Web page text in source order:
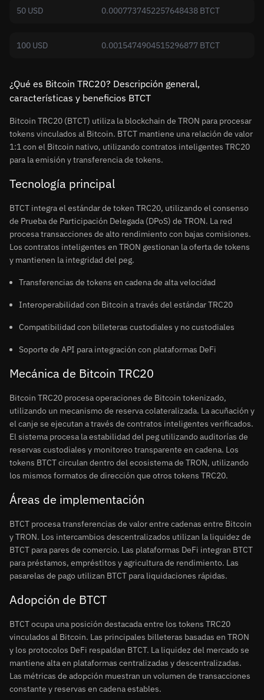
50 USD 0.0007737452257648438 BTCT
100 USD 0.0015474904515296877 BTCT
¿Qué es Bitcoin TRC20? Descripción general,
características y beneficios BTCT
Bitcoin TRC20 (BTCT) utiliza la blockchain de TRON para procesar
tokens vinculados al Bitcoin. BTCT mantiene una relación de valor
1:1 con el Bitcoin nativo, utilizando contratos inteligentes TRC20
para la emisión y transferencia de tokens.
Tecnología principal
BTCT integra el estándar de token TRC20, utilizando el consenso
de Prueba de Participación Delegada (DPoS) de TRON. La red
procesa transacciones de alto rendimiento con bajas comisiones.
Los contratos inteligentes en TRON gestionan la oferta de tokens
y mantienen la integridad del peg.
Transferencias de tokens en cadena de alta velocidad
Interoperabilidad con Bitcoin a través del estándar TRC20
Compatibilidad con billeteras custodiales y no custodiales
Soporte de API para integración con plataformas DeFi
Mecánica de Bitcoin TRC20
Bitcoin TRC20 procesa operaciones de Bitcoin tokenizado,
utilizando un mecanismo de reserva colateralizada. La acuñación y
el canje se ejecutan a través de contratos inteligentes verificados.
El sistema procesa la estabilidad del peg utilizando auditorías de
reservas custodiales y monitoreo transparente en cadena. Los
tokens BTCT circulan dentro del ecosistema de TRON, utilizando
los mismos formatos de dirección que otros tokens TRC20.
Áreas de implementación
BTCT procesa transferencias de valor entre cadenas entre Bitcoin
y TRON. Los intercambios descentralizados utilizan la liquidez de
BTCT para pares de comercio. Las plataformas DeFi integran BTCT
para préstamos, empréstitos y agricultura de rendimiento. Las
pasarelas de pago utilizan BTCT para liquidaciones rápidas.
Adopción de BTCT
BTCT ocupa una posición destacada entre los tokens TRC20
vinculados al Bitcoin. Las principales billeteras basadas en TRON
y los protocolos DeFi respaldan BTCT. La liquidez del mercado se
mantiene alta en plataformas centralizadas y descentralizadas.
Las métricas de adopción muestran un volumen de transacciones
constante y reservas en cadena estables.